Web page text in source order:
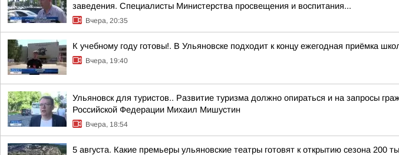
заведения. Специалисты Министерства просвещения и воспитания...
Вчера, 20:35
К учебному году готовы!. В Ульяновске подходит к концу ежегодная приёмка
Вчера, 19:40
Ульяновск для туристов.. Развитие туризма должно опираться и на запросы
Российской Федерации Михаил Мишустин
Вчера, 18:54
5 августа. Какие премьеры ульяновские театры готовят к открытию сезона